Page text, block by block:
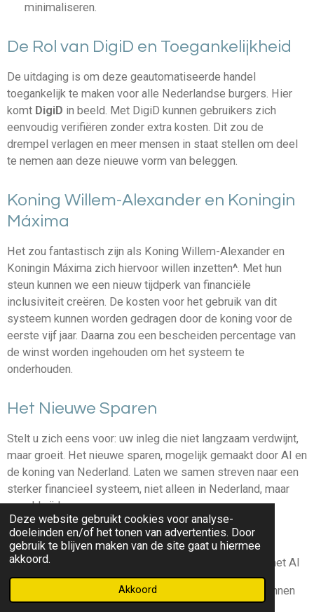
Deze website gebruikt cookies voor analyse-
doeleinden en/of het tonen van advertenties. Door
gebruik te blijven maken van de site gaat u hiermee
akkoord.
Akkoord
minimaliseren.
De Rol van DigiD en Toegankelijkheid
De uitdaging is om deze geautomatiseerde handel
toegankelijk te maken voor alle Nederlandse burgers. Hier
komt DigiD in beeld. Met DigiD kunnen gebruikers zich
eenvoudig verifiëren zonder extra kosten. Dit zou de
drempel verlagen en meer mensen in staat stellen om deel
te nemen aan deze nieuwe vorm van beleggen.
Koning Willem-Alexander en Koningin
Máxima
Het zou fantastisch zijn als Koning Willem-Alexander en
Koningin Máxima zich hiervoor willen inzetten^. Met hun
steun kunnen we een nieuw tijdperk van financiële
inclusiviteit creëren. De kosten voor het gebruik van dit
systeem kunnen worden gedragen door de koning voor de
eerste vijf jaar. Daarna zou een bescheiden percentage van
de winst worden ingehouden om het systeem te
onderhouden.
Het Nieuwe Sparen
Stelt u zich eens voor: uw inleg die niet langzaam verdwijnt,
maar groeit. Het nieuwe sparen, mogelijk gemaakt door AI en
de koning van Nederland. Laten we samen streven naar een
sterker financieel systeem, niet alleen in Nederland, maar
wereldwijd.
Met vriendelijke groet,
Een voorstander van geautomatiseerde beurshandel met AI
P.S. Voor degenen die geïnteresseerd zijn in het verkennen
van geautomatiseerde handelsopties,